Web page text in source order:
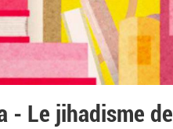
- Le jihadisme